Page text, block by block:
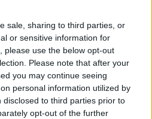
sale, sharing to third parties, or
or sensitive information for
please use the below opt-out
Please note that after your
you may continue seeing
personal information utilized by
to third parties prior to
opt-out of the further
Strana zelených - zbytečně
na zlepšení životního prostředí,
ekologické organizace, se jich
a Strana zelených (7). Pro ostatní